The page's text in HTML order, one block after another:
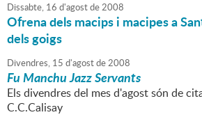
Dissabte, 16 d'agostde2008
Ofrena dels macips i macipes a
dels goigs
Divendres, 15 d'agostde2008
Fu Manchu Jazz Servants
Els divendres del mes d'agost són de
C.C.Calisay